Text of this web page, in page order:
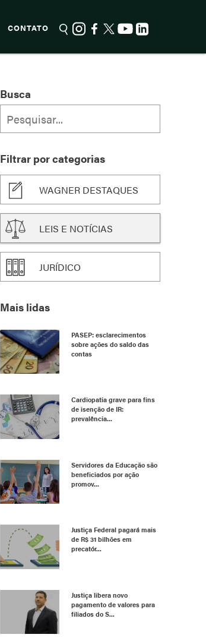
CONTATO
Busca
Filtrar por categorias
WAGNER DESTAQUES
LEIS E NOTÍCIAS
JURÍDICO
Mais lidas
PASEP: esclarecimentos
sobre ações do saldo das
contas
Cardiopatia grave para fins
de isenção de IR:
prevalência...
Servidores da Educação são
beneficiados por ação
promov...
Justiça Federal pagará mais
de R$ 31 bilhões em
precatór...
Justiça libera novo
pagamento de valores para
filiados do S...